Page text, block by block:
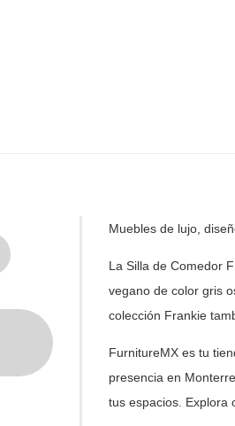
Muebles de lujo,
La Silla de Comedor
vegano de color gris
colección Frankie
FurnitureMX es tu
presencia en
tus espacios. Explora